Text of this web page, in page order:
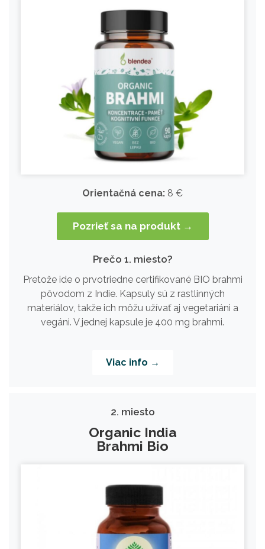
Orientačná cena: 8 €
Pozrieť sa na produkt →
Prečo 1. miesto?
Pretože ide o prvotriedne certifikované BIO brahmi
pôvodom z Indie. Kapsuly sú z rastlinných
materiálov, takže ich môžu užívať aj vegetariáni a
vegáni. V jednej kapsule je 400 mg brahmi.
Viac info →
2. miesto
Organic India
Brahmi Bio